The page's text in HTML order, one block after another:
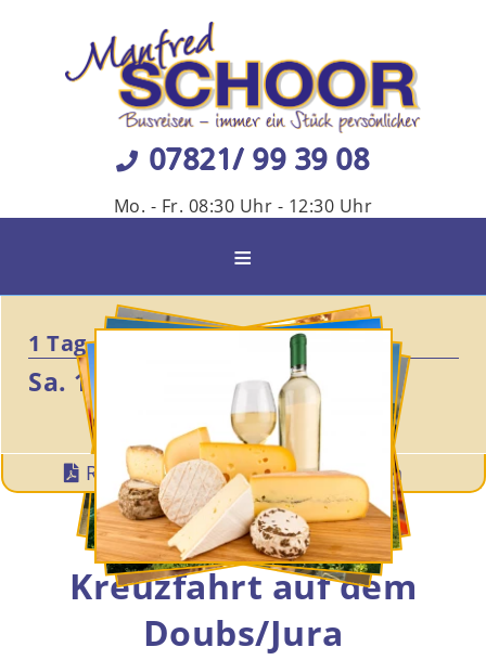
07821/ 99 39 08
Mo. - Fr. 08:30 Uhr - 12:30 Uhr
≡
1 Tag
Sa. 12.09.2026
 Reise-PDF Termin
Kreuzfahrt auf dem
Doubs/Jura